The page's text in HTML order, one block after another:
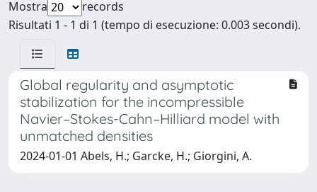
Mostra
records
Risultati 1 - 1 di 1 (tempo di esecuzione: 0.003 secondi).
Global regularity and asymptotic
stabilization for the incompressible
Navier–Stokes-Cahn–Hilliard model with
unmatched densities
2024-01-01 Abels, H.; Garcke, H.; Giorgini, A.